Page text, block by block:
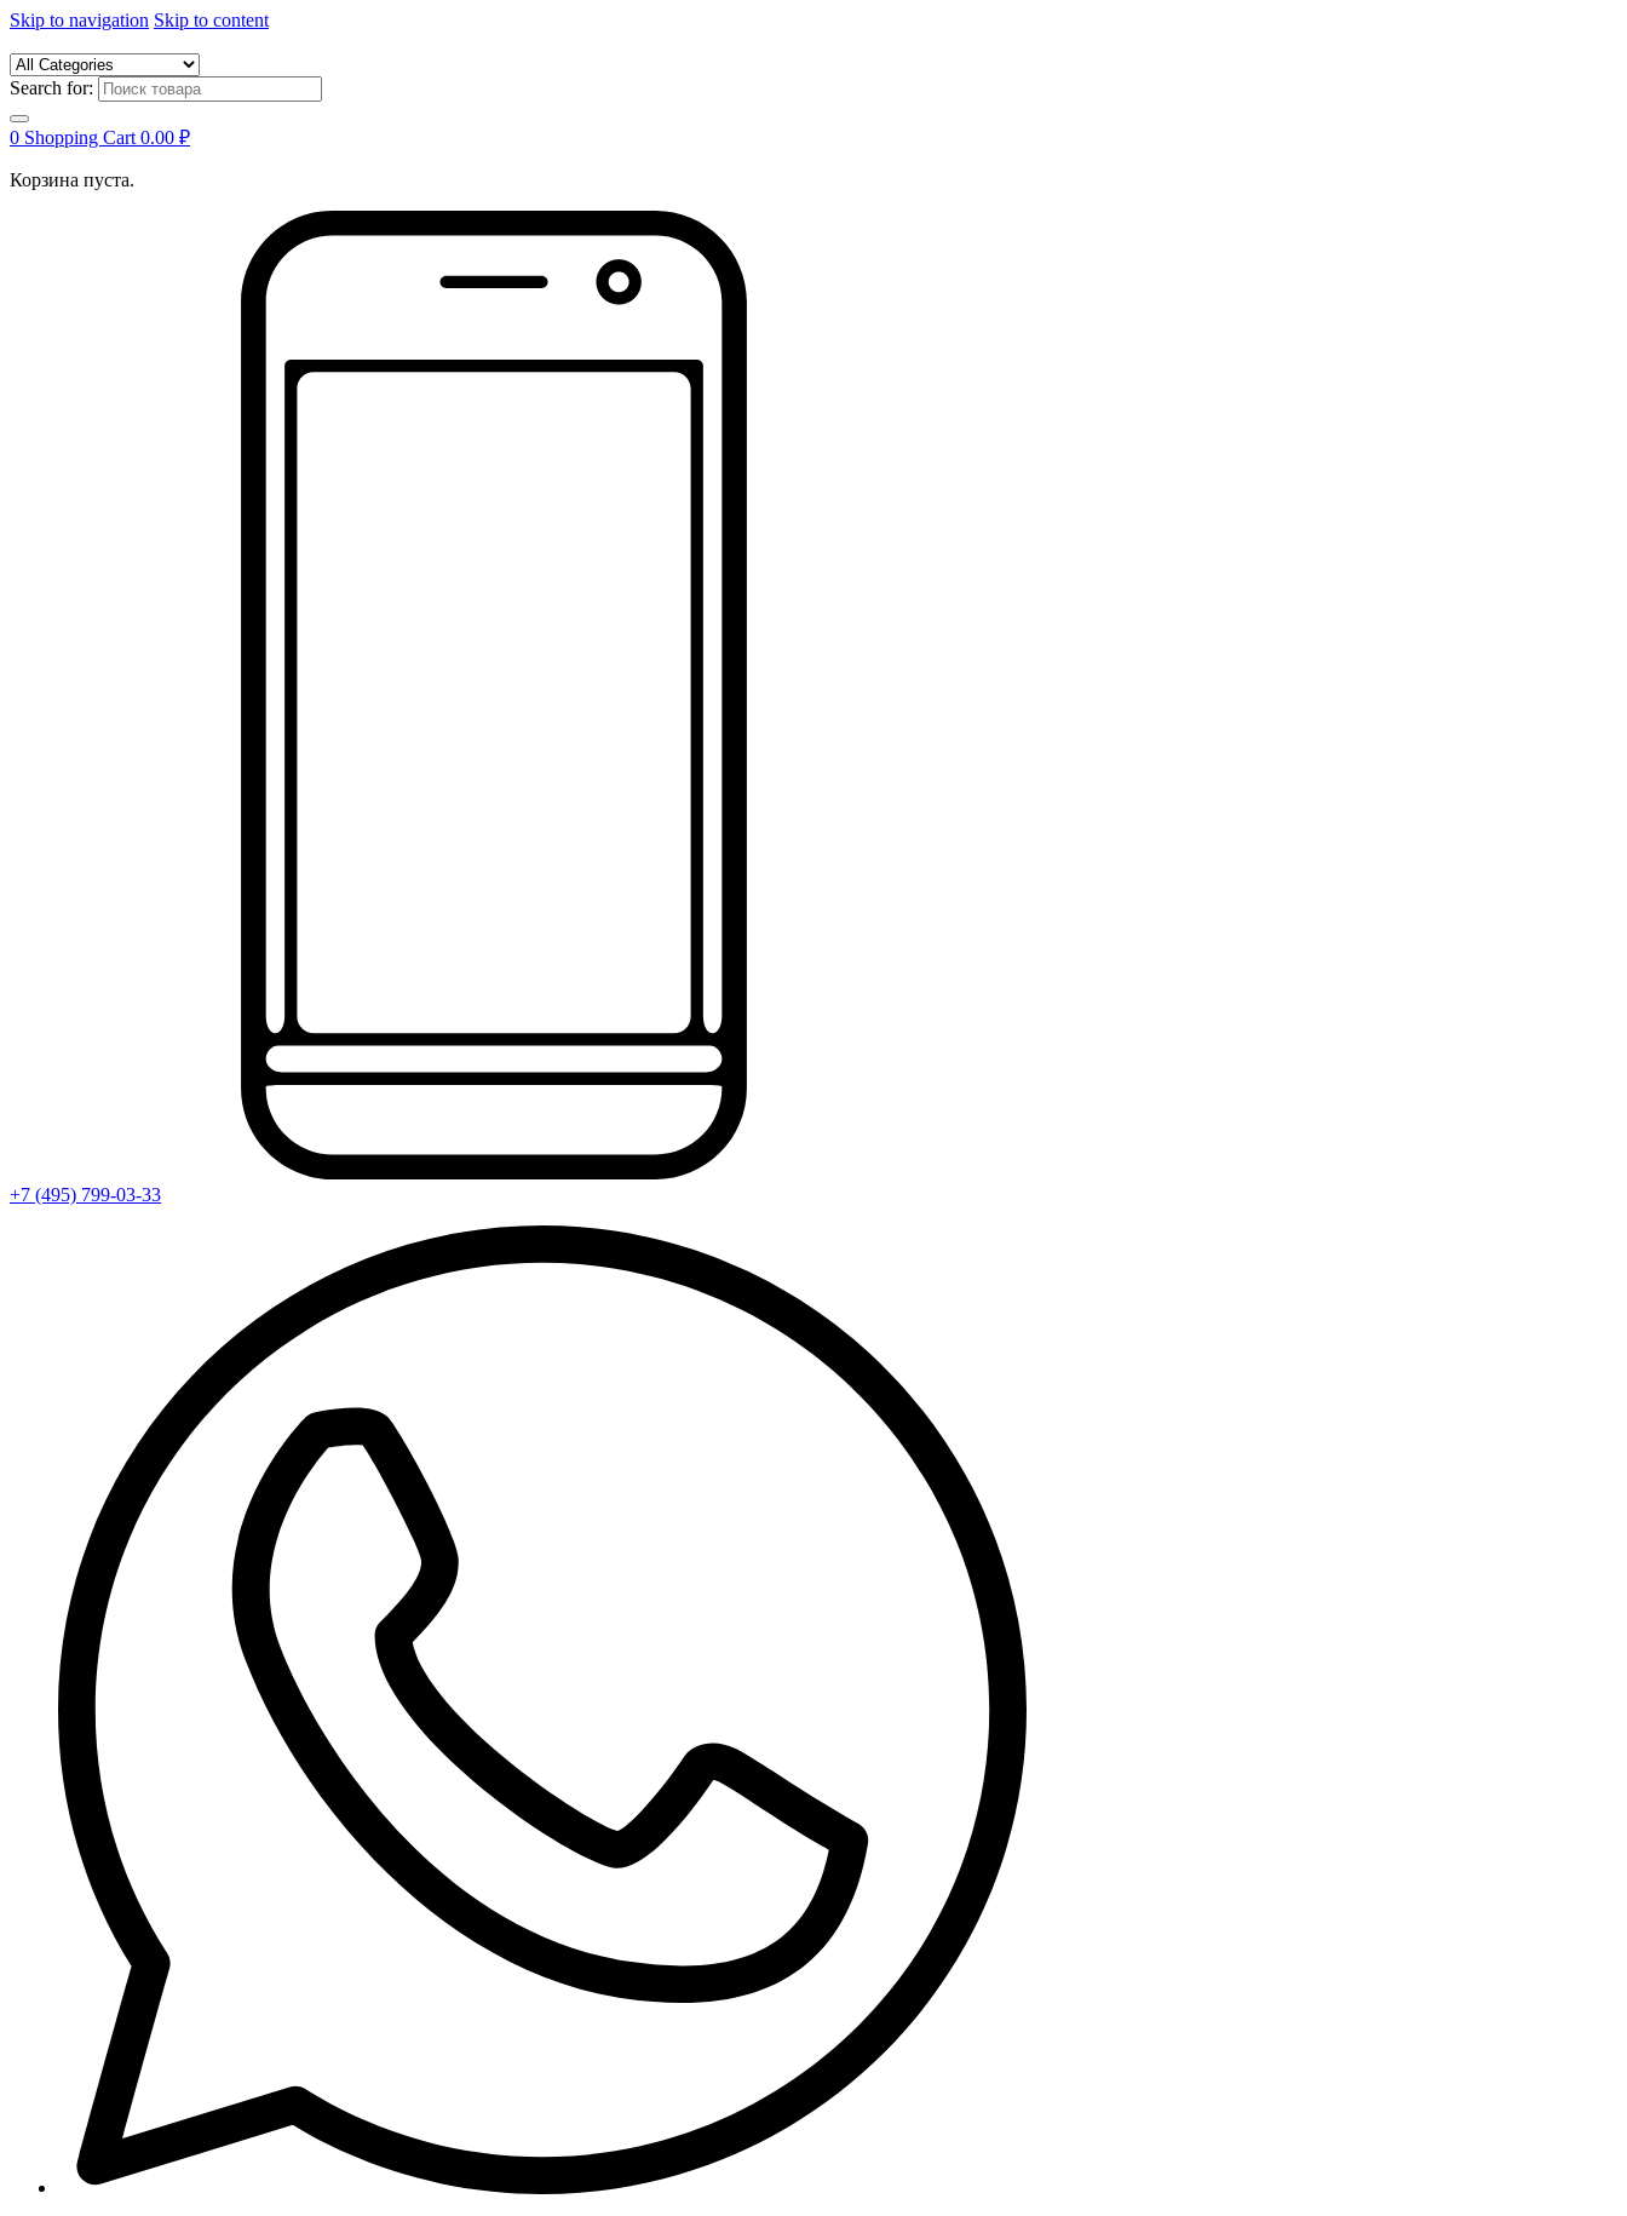
Skip to navigation Skip to content
Search for:
0 Shopping Cart 0.00 ₽
Корзина пуста.
+7 (495) 799-03-33